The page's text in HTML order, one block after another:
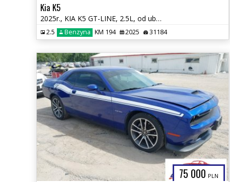
Kia K5
2025r., KIA K5 GT-LINE, 2.5L, od ubezpieczalni
2.5 Benzyna KM 194 2025 31184
75 000 PLN